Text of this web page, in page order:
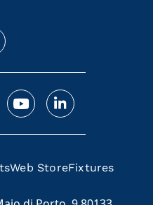
Web StoreFixtures